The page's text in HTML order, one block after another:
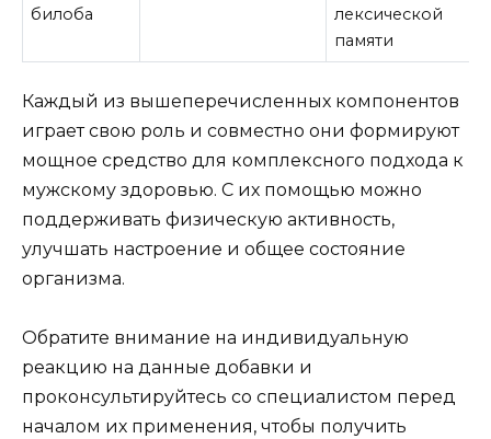
билоба
лексической
памяти
Каждый из вышеперечисленных компонентов
играет свою роль и совместно они формируют
мощное средство для комплексного подхода к
мужскому здоровью. С их помощью можно
поддерживать физическую активность,
улучшать настроение и общее состояние
организма.
Обратите внимание на индивидуальную
реакцию на данные добавки и
проконсультируйтесь со специалистом перед
началом их применения, чтобы получить